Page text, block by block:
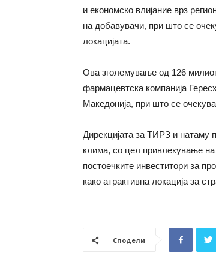
и економско влијание врз
на добавувачи, при што се
локацијата.
Ова зголемување од 126
фармацевтска компанија
Македонија, при што се
Дирекцијата за ТИРЗ и натаму
клима, со цел привлекување на
постоечките инвеститори за
како атрактивна локација за
Сподели